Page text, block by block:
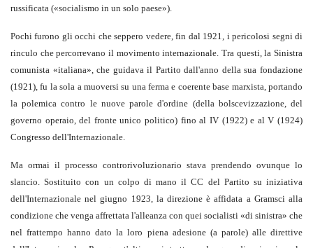
russificata («socialismo in un solo paese»).
Pochi furono gli occhi che seppero vedere, fin dal 1921, i pericolosi segni di
rinculo che percorrevano il movimento internazionale. Tra questi, la Sinistra
comunista «italiana», che guidava il Partito dall'anno della sua fondazione
(1921), fu la sola a muoversi su una ferma e coerente base marxista, portando
la polemica contro le nuove parole d'ordine (della bolscevizzazione, del
governo operaio, del fronte unico politico) fino al IV (1922) e al V (1924)
Congresso dell'Internazionale.
Ma ormai il processo controrivoluzionario stava prendendo ovunque lo
slancio. Sostituito con un colpo di mano il CC del Partito su iniziativa
dell'Internazionale nel giugno 1923, la direzione è affidata a Gramsci alla
condizione che venga affrettata l'alleanza con quei socialisti «di sinistra» che
nel frattempo hanno dato la loro piena adesione (a parole) alle direttive